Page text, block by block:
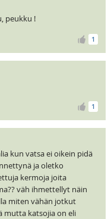
peukku !
1
1
kun vatsa ei oikein pidä
ja oletko
kermoja joita
väh ihmettellyt näin
miten vähän jotkut
mutta katsojia on eli